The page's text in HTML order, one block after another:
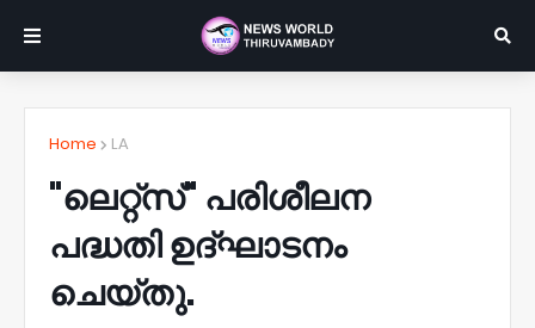
Home LA
"ലെറ്റ്സ്" പരിശീലന
പദ്ധതി ഉദ്ഘാടനം
ചെയ്തു.